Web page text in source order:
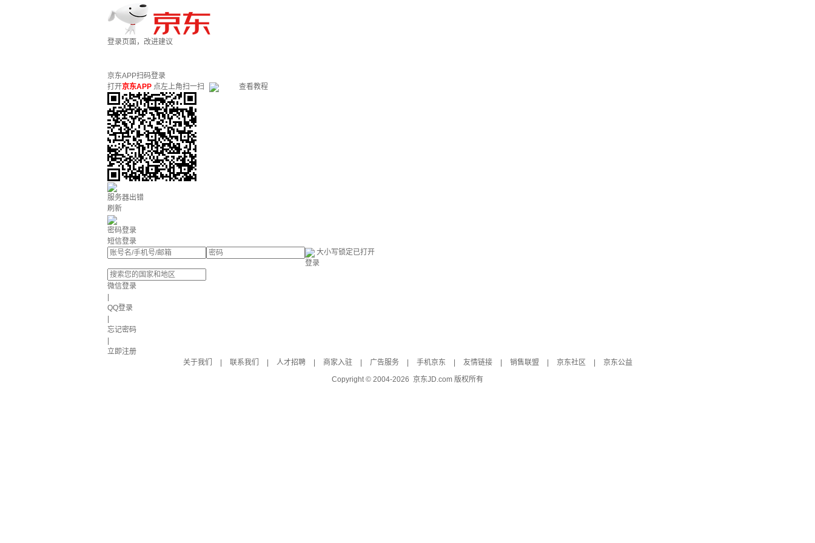
登录页面，改进建议
京东APP扫码登录
打开京东APP 点左上角扫一扫 查看教程
服务器出错
刷新
密码登录
短信登录
大小写锁定已打开
登录
微信登录
QQ登录
忘记密码
立即注册
关于我们
联系我们 人才招聘 商家入驻 广告服务 手机京东 友情链接 销售联盟 京东社区
京东公益
Copyright © 2004-2026 京东JD.com 版权所有